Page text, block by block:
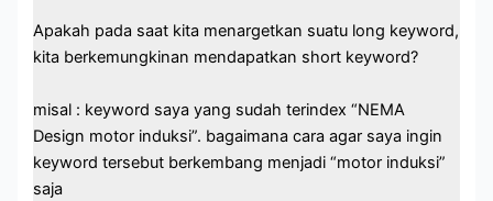
Apakah pada saat kita menargetkan suatu long keyword,
kita berkemungkinan mendapatkan short keyword?
misal : keyword saya yang sudah terindex “NEMA
Design motor induksi”. bagaimana cara agar saya ingin
keyword tersebut berkembang menjadi “motor induksi”
saja